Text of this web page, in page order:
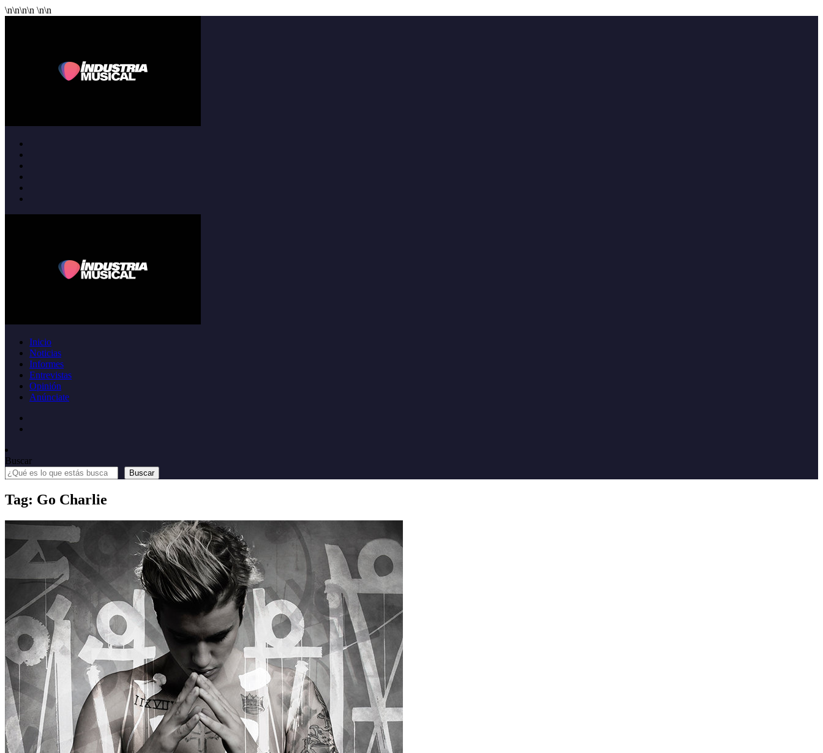
\n\n\n\n \n\n
Inicio
Noticias
Informes
Entrevistas
Opinión
Anúnciate
Buscar
Buscar
Tag: Go Charlie